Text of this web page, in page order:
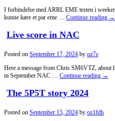
I forbindelse med ARRL EME testen i
kunne køre et par eme … Continue reading →
Live score in NAC
Posted on September 17, 2024 by oz7z
Here a message from Chris SM6VTZ,
in September NAC … Continue reading →
The 5P5T story 2024
Posted on September 15, 2024 by oz1fdh